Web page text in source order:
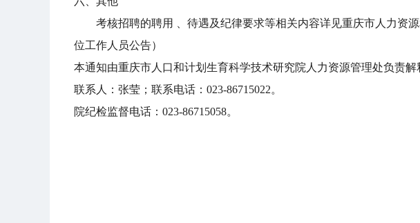
考核招聘的聘用 、待遇及纪律要求等相关内容详见重庆市人力资源
位工作人员公告）
本通知由重庆市人口和计划生育科学技术研究院人力资源管理处负责解
联系人：张莹；联系电话：023-86715022。
院纪检监督电话：023-86715058。